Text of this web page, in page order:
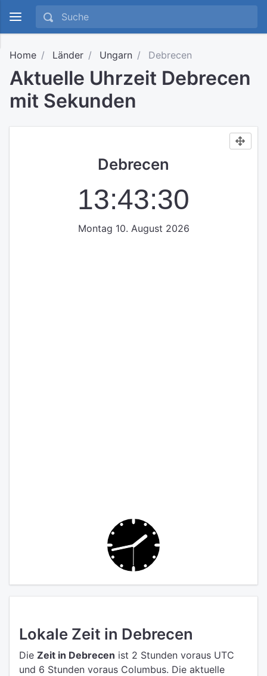
Home Länder Ungarn Debrecen
Aktuelle Uhrzeit Debrecen
mit Sekunden
Debrecen
13:43:30
Montag 10. August 2026
Lokale Zeit in Debrecen
Die Zeit in Debrecen ist 2 Stunden voraus UTC
und 6 Stunden voraus Columbus. Die aktuelle